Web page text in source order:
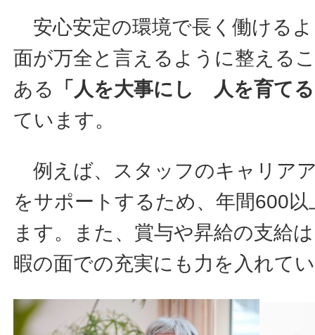
安心安定の環境で長く働ける
面が万全と言えるように整える
ある
「人を大事にし 人を育て
ています。
例えば、スタッフのキャリア
をサポートするため、年間600
ます。また、賞与や昇給の支給
暇の面での充実にも力を入れて